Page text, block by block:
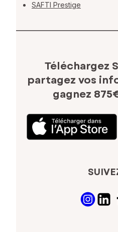
SAFTI Prestige
Téléchargez
partagez vos
gagnez